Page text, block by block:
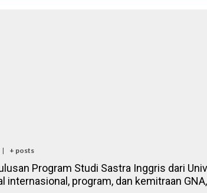
| + posts
Program Studi Sastra Inggris dari
program, dan kemitraan